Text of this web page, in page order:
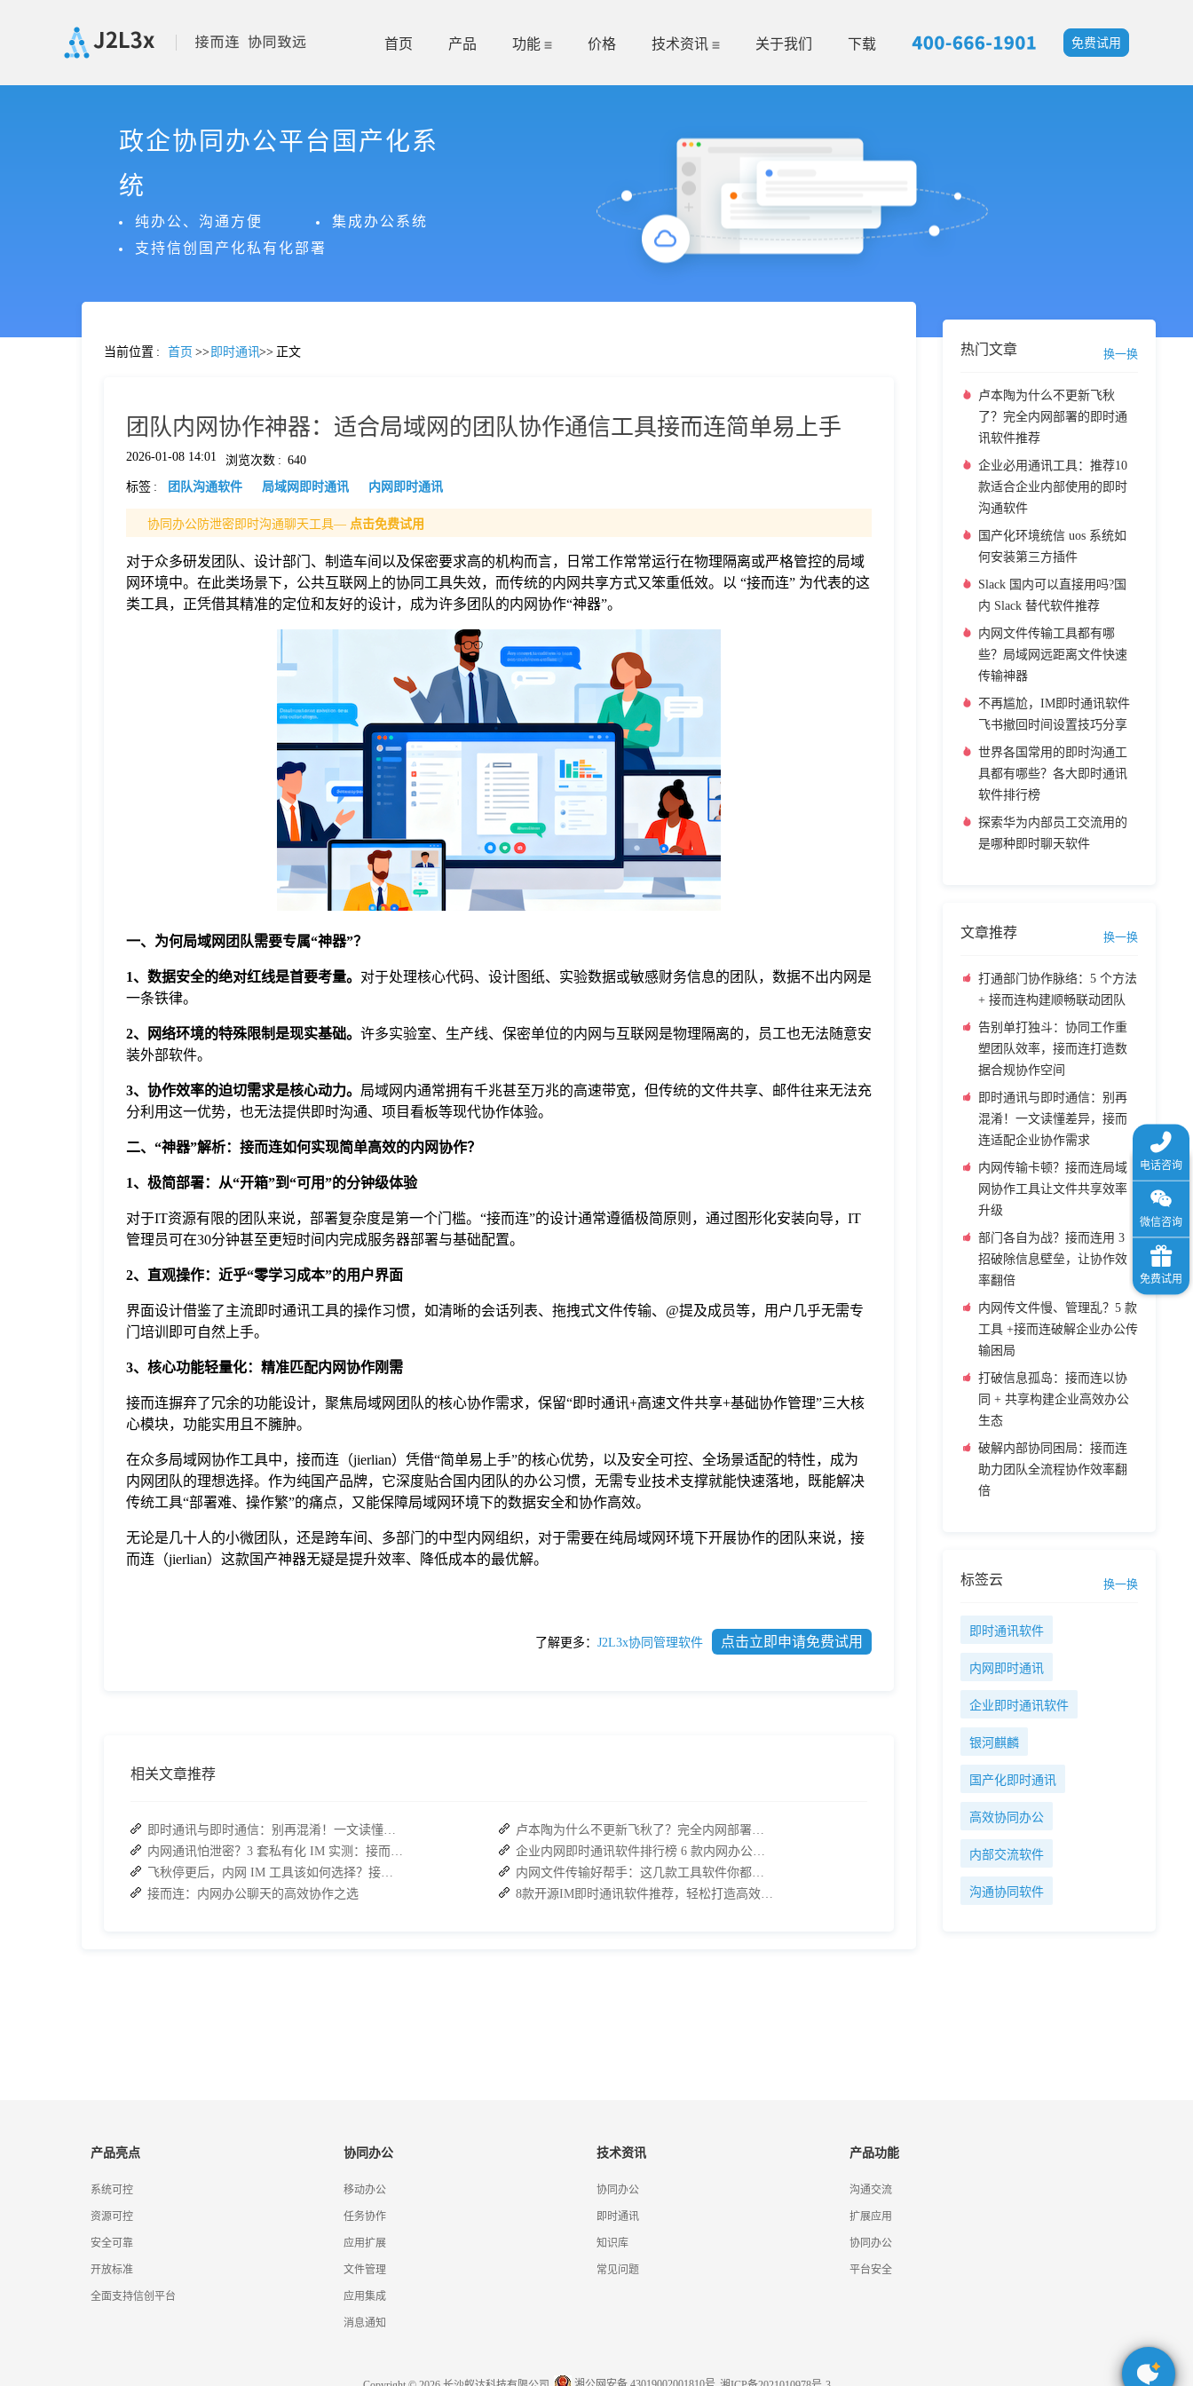
首页 产品 功能 价格 技术资讯 关于我们 下载 免费试用
政企协同办公平台国产化系
统
纯办公、沟通方便
集成办公系统
支持信创国产化私有化部署
当前位置 : 首页 >> 即时通讯>> 正文
团队内网协作神器：适合局域网的团队协作通信工具接而连简单易上手
2026-01-08 14:01 浏览次数 : 640
标签 : 团队沟通软件 局域网即时通讯 内网即时通讯
协同办公防泄密即时沟通聊天工具— 点击免费试用
对于众多研发团队、设计部门、制造车间以及保密要求高的机构而言，日常工作常常运行在物理隔离或严格管控的局域
网环境中。在此类场景下，公共互联网上的协同工具失效，而传统的内网共享方式又笨重低效。以 “接而连” 为代表的这
类工具，正凭借其精准的定位和友好的设计，成为许多团队的内网协作“神器”。
一、为何局域网团队需要专属“神器”？
1、数据安全的绝对红线是首要考量。 对于处理核心代码、设计图纸、实验数据或敏感财务信息的团队，数据不出内网是
一条铁律。
2、网络环境的特殊限制是现实基础。 许多实验室、生产线、保密单位的内网与互联网是物理隔离的，员工也无法随意安
装外部软件。
3、协作效率的迫切需求是核心动力。 局域网内通常拥有千兆甚至万兆的高速带宽，但传统的文件共享、邮件往来无法充
分利用这一优势，也无法提供即时沟通、项目看板等现代协作体验。
二、“神器”解析：接而连如何实现简单高效的内网协作？
1、极简部署：从“开箱”到“可用”的分钟级体验
对于IT资源有限的团队来说，部署复杂度是第一个门槛。“接而连”的设计通常遵循极简原则，通过图形化安装向导，IT
管理员可在30分钟甚至更短时间内完成服务器部署与基础配置。
2、直观操作：近乎“零学习成本”的用户界面
界面设计借鉴了主流即时通讯工具的操作习惯，如清晰的会话列表、拖拽式文件传输、@提及成员等，用户几乎无需专
门培训即可自然上手。
3、核心功能轻量化：精准匹配内网协作刚需
接而连摒弃了冗余的功能设计，聚焦局域网团队的核心协作需求，保留“即时通讯+高速文件共享+基础协作管理”三大核
心模块，功能实用且不臃肿。
在众多局域网协作工具中，接而连（jierlian）凭借“简单易上手”的核心优势，以及安全可控、全场景适配的特性，成为
内网团队的理想选择。作为纯国产品牌，它深度贴合国内团队的办公习惯，无需专业技术支撑就能快速落地，既能解决
传统工具“部署难、操作繁”的痛点，又能保障局域网环境下的数据安全和协作高效。
无论是几十人的小微团队，还是跨车间、多部门的中型内网组织，对于需要在纯局域网环境下开展协作的团队来说，接
而连（jierlian）这款国产神器无疑是提升效率、降低成本的最优解。
了解更多： J2L3x协同管理软件 点击立即申请免费试用
相关文章推荐
即时通讯与即时通信：别再混淆！一文读懂差异，接而连适配企业协作需求
内网通讯怕泄密？3 套私有化 IM 实测：接而连如何筑牢安全防线并提效
飞秋停更后，内网 IM 工具该如何选择？接而连成企业新宠
接而连：内网办公聊天的高效协作之选
卢本陶为什么不更新飞秋了？完全内网部署的即时通讯软件推荐
企业内网即时通讯软件排行榜 6 款内网办公必备软件介绍
内网文件传输好帮手：这几款工具软件你都试试了吗？
8款开源IM即时通讯软件推荐，轻松打造高效团队沟通！
热门文章 换一换
卢本陶为什么不更新飞秋
了？完全内网部署的即时通
讯软件推荐
企业必用通讯工具：推荐10
款适合企业内部使用的即时
沟通软件
国产化环境统信 uos 系统如
何安装第三方插件
Slack 国内可以直接用吗?国
内 Slack 替代软件推荐
内网文件传输工具都有哪
些？局域网远距离文件快速
传输神器
不再尴尬，IM即时通讯软件
飞书撤回时间设置技巧分享
世界各国常用的即时沟通工
具都有哪些？各大即时通讯
软件排行榜
探索华为内部员工交流用的
是哪种即时聊天软件
文章推荐 换一换
打通部门协作脉络：5 个方法
+ 接而连构建顺畅联动团队
告别单打独斗：协同工作重
塑团队效率，接而连打造数
据合规协作空间
即时通讯与即时通信：别再
混淆！一文读懂差异，接而
连适配企业协作需求
内网传输卡顿？接而连局域
网协作工具让文件共享效率
升级
部门各自为战？接而连用 3
招破除信息壁垒，让协作效
率翻倍
内网传文件慢、管理乱？5 款
工具 +接而连破解企业办公传
输困局
打破信息孤岛：接而连以协
同 + 共享构建企业高效办公
生态
破解内部协同困局：接而连
助力团队全流程协作效率翻
倍
标签云 换一换
即时通讯软件
内网即时通讯
企业即时通讯软件
银河麒麟
国产化即时通讯
高效协同办公
内部交流软件
沟通协同软件
产品亮点
系统可控
资源可控
安全可靠
开放标准
全面支持信创平台
协同办公
移动办公
任务协作
应用扩展
文件管理
应用集成
消息通知
技术资讯
协同办公
即时通讯
知识库
常见问题
产品功能
沟通交流
扩展应用
协同办公
平台安全